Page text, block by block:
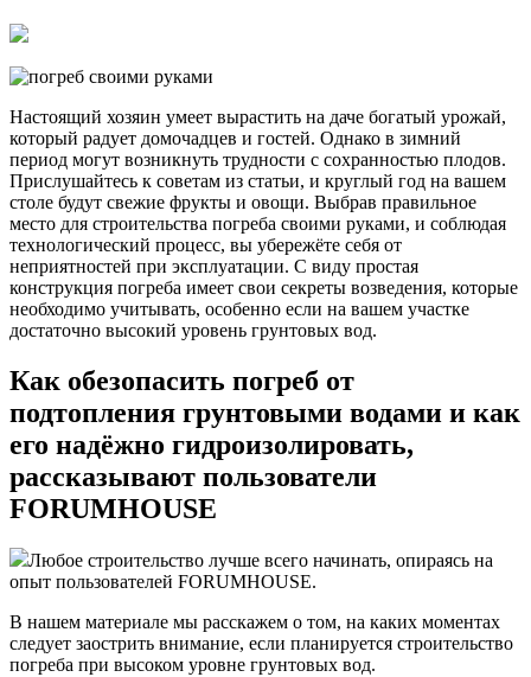
Настоящий хозяин умеет вырастить на даче богатый урожай,
который радует домочадцев и гостей. Однако в зимний
период могут возникнуть трудности с сохранностью плодов.
Прислушайтесь к советам из статьи, и круглый год на вашем
столе будут свежие фрукты и овощи. Выбрав правильное
место для строительства погреба своими руками, и соблюдая
технологический процесс, вы убережёте себя от
неприятностей при эксплуатации. С виду простая
конструкция погреба имеет свои секреты возведения, которые
необходимо учитывать, особенно если на вашем участке
достаточно высокий уровень грунтовых вод.
Как обезопасить погреб от
подтопления грунтовыми водами и как
его надёжно гидроизолировать,
рассказывают пользователи
FORUMHOUSE
Любое строительство лучше всего начинать, опираясь на
опыт пользователей FORUMHOUSE.
В нашем материале мы расскажем о том, на каких моментах
следует заострить внимание, если планируется строительство
погреба при высоком уровне грунтовых вод.